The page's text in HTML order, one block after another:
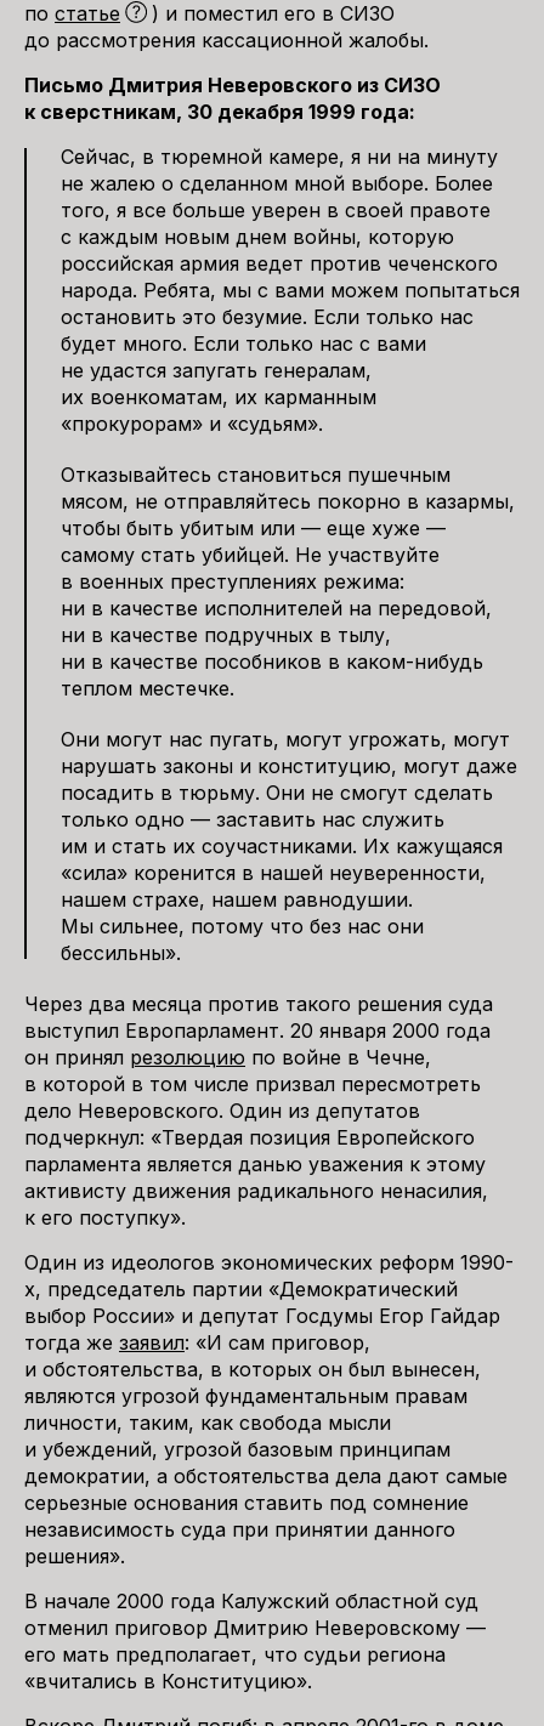
по статье
) и поместил его в СИЗО
до рассмотрения кассационной жалобы.
Письмо Дмитрия Неверовского из СИЗО
к сверстникам, 30 декабря 1999 года:
Сейчас, в тюремной камере, я ни на минуту
не жалею о сделанном мной выборе. Более
того, я все больше уверен в своей правоте
с каждым новым днем войны, которую
российская армия ведет против чеченского
народа. Ребята, мы с вами можем попытаться
остановить это безумие. Если только нас
будет много. Если только нас с вами
не удастся запугать генералам,
их военкоматам, их карманным
«прокурорам» и «судьям».
Отказывайтесь становиться пушечным
мясом, не отправляйтесь покорно в казармы,
чтобы быть убитым или — еще хуже —
самому стать убийцей. Не участвуйте
в военных преступлениях режима:
ни в качестве исполнителей на передовой,
ни в качестве подручных в тылу,
ни в качестве пособников в каком-нибудь
теплом местечке.
Они могут нас пугать, могут угрожать, могут
нарушать законы и конституцию, могут даже
посадить в тюрьму. Они не смогут сделать
только одно — заставить нас служить
им и стать их соучастниками. Их кажущаяся
«сила» коренится в нашей неуверенности,
нашем страхе, нашем равнодушии.
Мы сильнее, потому что без нас они
бессильны».
Через два месяца против такого решения суда
выступил Европарламент. 20 января 2000 года
он принял резолюцию по войне в Чечне,
в которой в том числе призвал пересмотреть
дело Неверовского. Один из депутатов
подчеркнул: «Твердая позиция Европейского
парламента является данью уважения к этому
активисту движения радикального ненасилия,
к его поступку».
Один из идеологов экономических реформ 1990-
х, председатель партии «Демократический
выбор России» и депутат Госдумы Егор Гайдар
тогда же заявил: «И сам приговор,
и обстоятельства, в которых он был вынесен,
являются угрозой фундаментальным правам
личности, таким, как свобода мысли
и убеждений, угрозой базовым принципам
демократии, а обстоятельства дела дают самые
серьезные основания ставить под сомнение
независимость суда при принятии данного
решения».
В начале 2000 года Калужский областной суд
отменил приговор Дмитрию Неверовскому —
его мать предполагает, что судьи региона
«вчитались в Конституцию».